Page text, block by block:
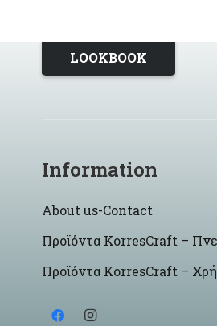
LOOKBOOK
Information
About us-Contact
Προϊόντα KorresCraft –
Προϊόντα KorresCraft –